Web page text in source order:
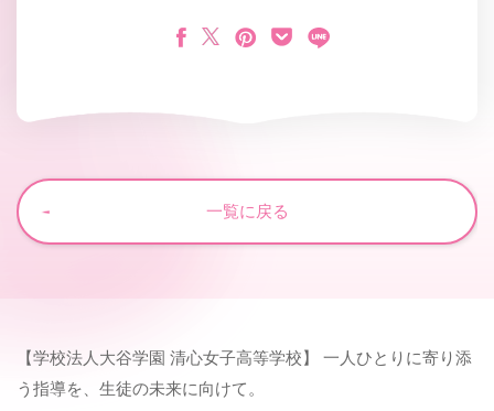
一覧に戻る
【学校法人大谷学園 清心女子高等学校】 一人ひとりに寄り添
う指導を、生徒の未来に向けて。